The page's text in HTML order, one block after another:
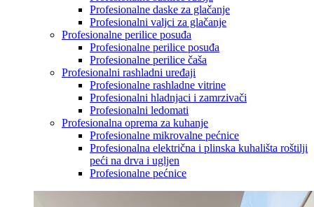
Profesionalne daske za glačanje
Profesionalni valjci za glačanje
Profesionalne perilice posuđa
Profesionalne perilice posuđa
Profesionalne perilice čaša
Profesionalni rashladni uređaji
Profesionalne rashladne vitrine
Profesionalni hladnjaci i zamrzivači
Profesionalni ledomati
Profesionalna oprema za kuhanje
Profesionalne mikrovalne pećnice
Profesionalna električna i plinska kuhališta roštilji
peći na drva i ugljen
Profesionalne pećnice